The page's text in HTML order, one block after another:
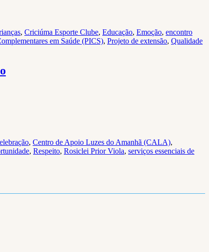
, Criciúma Esporte Clube, Educação, Emoção, encontro
em Saúde (PICS), Projeto de extensão, Qualidade
, Centro de Apoio Luzes do Amanhã (CALA),
, Respeito, Rosiclei Prior Viola, serviços essenciais de